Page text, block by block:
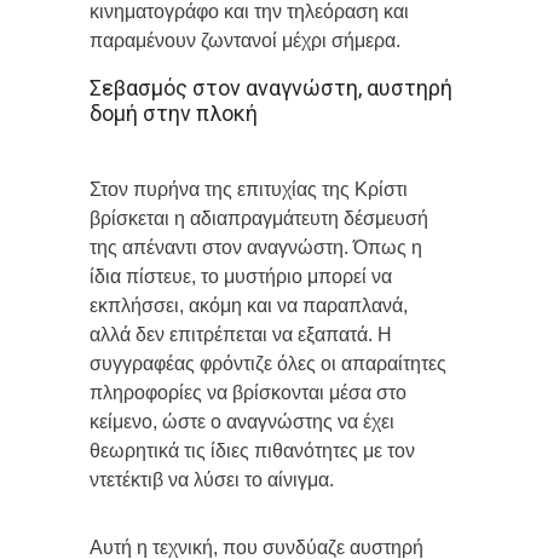
κινηματογράφο και την τηλεόραση και
παραμένουν ζωντανοί μέχρι σήμερα.
Σεβασμός στον αναγνώστη, αυστηρή
δομή στην πλοκή
Στον πυρήνα της επιτυχίας της Κρίστι
βρίσκεται η αδιαπραγμάτευτη δέσμευσή
της απέναντι στον αναγνώστη. Όπως η
ίδια πίστευε, το μυστήριο μπορεί να
εκπλήσσει, ακόμη και να παραπλανά,
αλλά δεν επιτρέπεται να εξαπατά. Η
συγγραφέας φρόντιζε όλες οι απαραίτητες
πληροφορίες να βρίσκονται μέσα στο
κείμενο, ώστε ο αναγνώστης να έχει
θεωρητικά τις ίδιες πιθανότητες με τον
ντετέκτιβ να λύσει το αίνιγμα.
Αυτή η τεχνική, που συνδύαζε αυστηρή